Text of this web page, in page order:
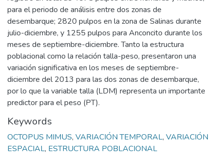
para el periodo de análisis entre dos zonas de
desembarque; 2820 pulpos en la zona de Salinas durante
julio-diciembre, y 1255 pulpos para Anconcito durante los
meses de septiembre-diciembre. Tanto la estructura
poblacional como la relación talla-peso, presentaron una
variación significativa en los meses de septiembre-
diciembre del 2013 para las dos zonas de desembarque,
por lo que la variable talla (LDM) representa un importante
predictor para el peso (PT).
Keywords
OCTOPUS MIMUS, VARIACIÓN TEMPORAL, VARIACIÓN
ESPACIAL, ESTRUCTURA POBLACIONAL